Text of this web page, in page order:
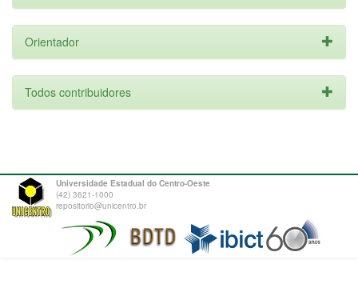
Orientador
Todos contribuidores
Universidade Estadual do Centro-Oeste
(42) 3621-1000
repositorio@unicentro.br